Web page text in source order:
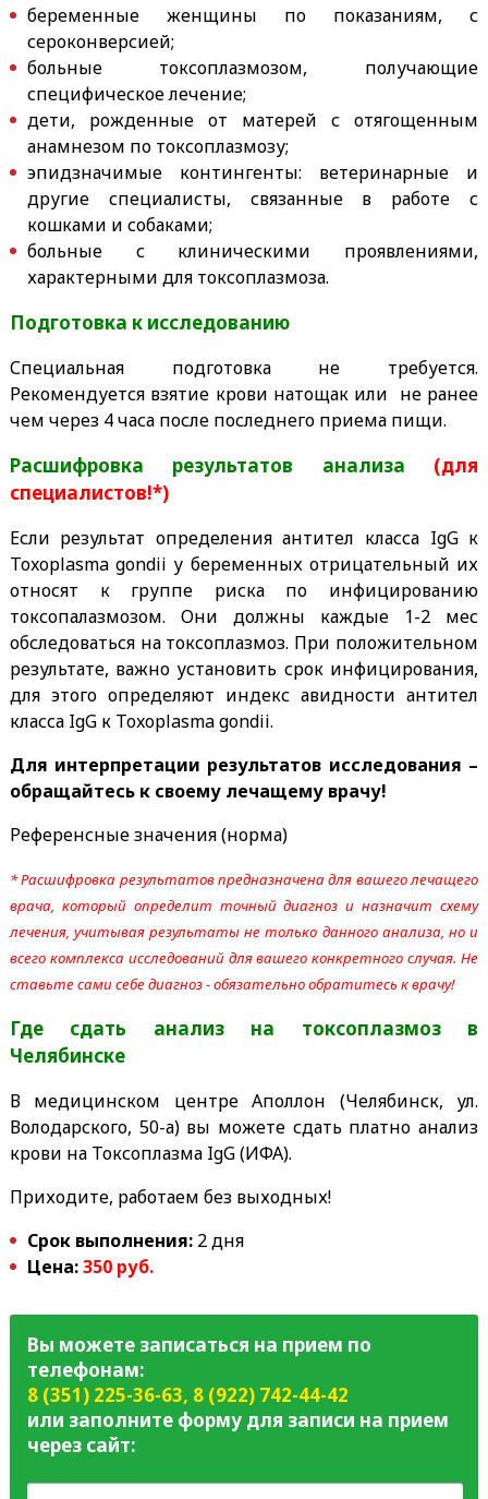
беременные женщины по показаниям, с
сероконверсией;
больные токсоплазмозом, получающие
специфическое лечение;
дети, рожденные от матерей с отягощенным
анамнезом по токсоплазмозу;
эпидзначимые контингенты: ветеринарные и
другие специалисты, связанные в работе с
кошками и собаками;
больные с клиническими проявлениями,
характерными для токсоплазмоза.
Подготовка к исследованию
Специальная подготовка не требуется.
Рекомендуется взятие крови натощак или не ранее
чем через 4 часа после последнего приема пищи.
Расшифровка результатов анализа (для
специалистов!*)
Если результат определения антител класса IgG к
Toxoplasma gondii у беременных отрицательный их
относят к группе риска по инфицированию
токсопалазмозом. Они должны каждые 1-2 мес
обследоваться на токсоплазмоз. При положительном
результате, важно установить срок инфицирования,
для этого определяют индекс авидности антител
класса IgG к Toxoplasma gondii.
Для интерпретации результатов исследования –
обращайтесь к своему лечащему врачу!
Референсные значения (норма)
* Расшифровка результатов предназначена для вашего лечащего
врача, который определит точный диагноз и назначит схему
лечения, учитывая результаты не только данного анализа, но и
всего комплекса исследований для вашего конкретного случая. Не
ставьте сами себе диагноз - обязательно обратитесь к врачу!
Где сдать анализ на токсоплазмоз в
Челябинске
В медицинском центре Аполлон (Челябинск, ул.
Володарского, 50-а) вы можете сдать платно анализ
крови на Токсоплазма IgG (ИФА).
Приходите, работаем без выходных!
Срок выполнения:2 дня
Цена:350 руб.
Вы можете записаться на прием по
телефонам:
8 (351) 225-36-63, 8 (922) 742-44-42
или заполните форму для записи на прием
через сайт: